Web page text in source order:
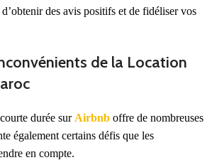
des avis positifs et de fidéliser vos
de la Location
durée sur Airbnb offre de nombreuses
également certains défis que les
en compte.